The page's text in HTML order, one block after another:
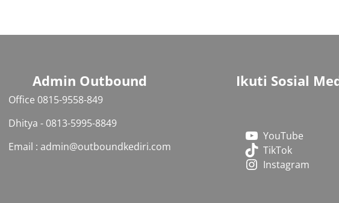
Admin Outbound
Office 0815-9558-849‬
Dhitya - 0813-5995-8849
Email : admin@outboundkediri.com
Ikuti Sosial
YouTube
TikTok
Instagram